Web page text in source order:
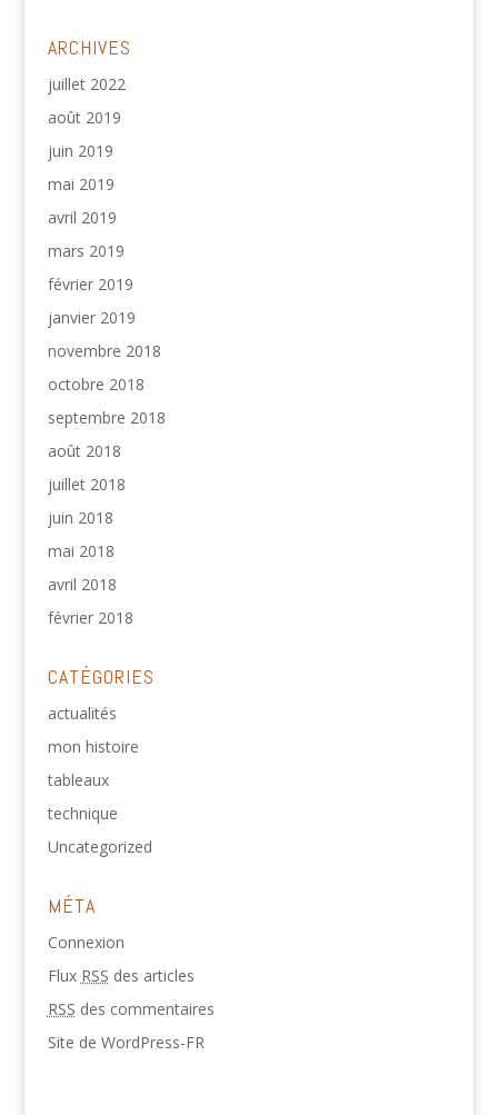
ARCHIVES
juillet 2022
août 2019
juin 2019
mai 2019
avril 2019
mars 2019
février 2019
janvier 2019
novembre 2018
octobre 2018
septembre 2018
août 2018
juillet 2018
juin 2018
mai 2018
avril 2018
février 2018
CATÉGORIES
actualités
mon histoire
tableaux
technique
Uncategorized
MÉTA
Connexion
Flux RSS des articles
RSS des commentaires
Site de WordPress-FR